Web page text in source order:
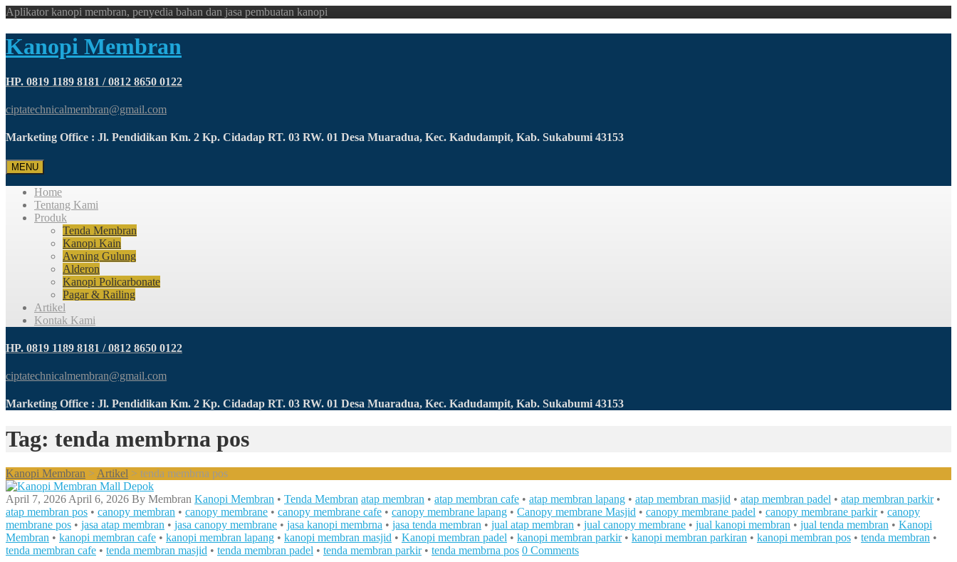
Aplikator kanopi membran, penyedia bahan dan jasa pembuatan kanopi
Kanopi Membran
HP. 0819 1189 8181 / 0812 8650 0122
ciptatechnicalmembran@gmail.com
Marketing Office : Jl. Pendidikan Km. 2 Kp. Cidadap RT. 03 RW. 01 Desa Muaradua, Kec. Kadudampit, Kab. Sukabumi 43153
MENU
Home
Tentang Kami
Produk
Tenda Membran
Kanopi Kain
Awning Gulung
Alderon
Kanopi Policarbonate
Pagar & Railing
Artikel
Kontak Kami
HP. 0819 1189 8181 / 0812 8650 0122
ciptatechnicalmembran@gmail.com
Marketing Office : Jl. Pendidikan Km. 2 Kp. Cidadap RT. 03 RW. 01 Desa Muaradua, Kec. Kadudampit, Kab. Sukabumi 43153
Tag: tenda membrna pos
Kanopi Membran > Artikel > tenda membrna pos
April 7, 2026 April 6, 2026 By Membran Kanopi Membran • Tenda Membran atap membran • atap membran cafe • atap membran lapang • atap membran masjid • atap membran padel • atap membran parkir•
atap membran pos • canopy membran • canopy membrane • canopy membrane cafe • canopy membrane lapang • Canopy membrane Masjid • canopy membrane padel • canopy membrane parkir• canopy
membrane pos • jasa atap membran • jasa canopy membrane • jasa kanopi membrna • jasa tenda membran • jual atap membran • jual canopy membrane • jual kanopi membran • jual tenda membran • Kanopi
Membran • kanopi membran cafe • kanopi membran lapang • kanopi membran masjid • Kanopi membran padel • kanopi membran parkir• kanopi membran parkiran • kanopi membran pos • tenda membran •
tenda membran cafe • tenda membran masjid • tenda membran padel • tenda membran parkir• tenda membrna pos 0 Comments